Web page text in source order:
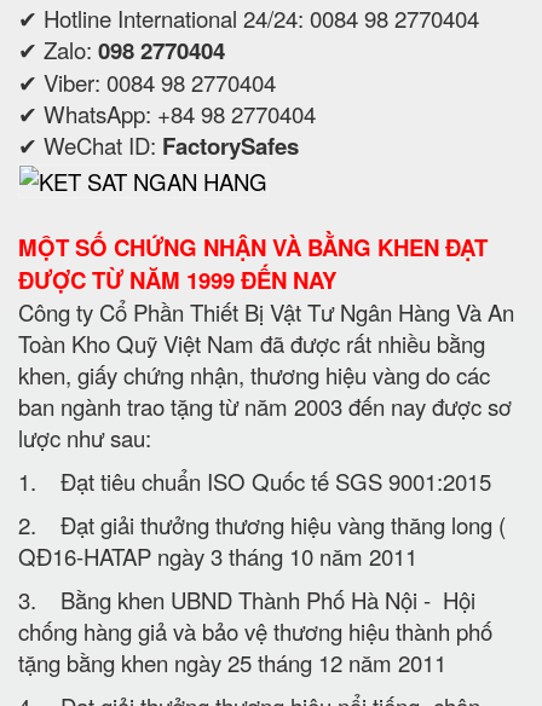
✔ Hotline International 24/24: 0084 98 2770404
✔ Zalo: 098 2770404
✔ Viber: 0084 98 2770404
✔ WhatsApp: +84 98 2770404
✔ WeChat ID: FactorySafes
MỘT SỐ CHỨNG NHẬN VÀ BẰNG KHEN ĐẠT
ĐƯỢC TỪ NĂM 1999 ĐẾN NAY
Công ty Cổ Phần Thiết Bị Vật Tư Ngân Hàng Và An
Toàn Kho Quỹ Việt Nam đã được rất nhiều bằng
khen, giấy chứng nhận, thương hiệu vàng do các
ban ngành trao tặng từ năm 2003 đến nay được sơ
lược như sau:
1. Đạt tiêu chuẩn ISO Quốc tế SGS 9001:2015
2. Đạt giải thưởng thương hiệu vàng thăng long (
QĐ16-HATAP ngày 3 tháng 10 năm 2011
3. Bằng khen UBND Thành Phố Hà Nội - Hội
chống hàng giả và bảo vệ thương hiệu thành phố
tặng bằng khen ngày 25 tháng 12 năm 2011